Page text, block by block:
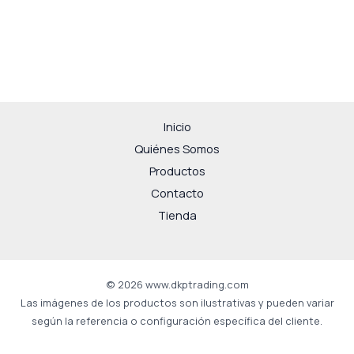
Inicio
Quiénes Somos
Productos
Contacto
Tienda
© 2026 www.dkptrading.com
Las imágenes de los productos son ilustrativas y pueden variar
según la referencia o configuración específica del cliente.